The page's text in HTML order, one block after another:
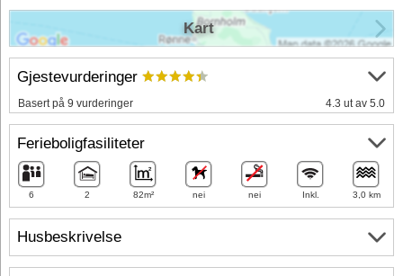
Husbeskrivelse
Gjestevurderinger
Basert på 9 vurderinger 4.3 ut av 5.0
Ferieboligfasiliteter
6 2 82m² nei nei Inkl. 3,0 km
Kart